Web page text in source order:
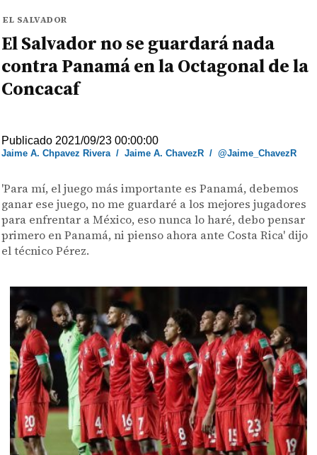
EL SALVADOR
El Salvador no se guardará nada
contra Panamá en la Octagonal de la
Concacaf
Publicado 2021/09/23 00:00:00
Jaime A. Chpavez Rivera/Jaime A. ChavezR /@Jaime_ChavezR
'Para mí, el juego más importante es Panamá, debemos
ganar ese juego, no me guardaré a los mejores jugadores
para enfrentar a México, eso nunca lo haré, debo pensar
primero en Panamá, ni pienso ahora ante Costa Rica' dijo
el técnico Pérez.